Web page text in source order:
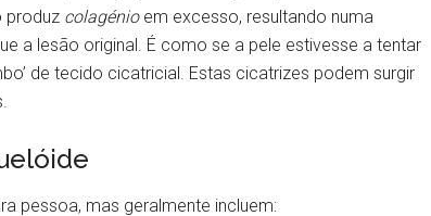
produz colagénioem excesso, resultando numa
a lesão original. É como se a pele estivesse a tentar
de tecido cicatricial. Estas cicatrizes podem surgir
pessoa, mas geralmente incluem: